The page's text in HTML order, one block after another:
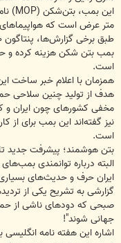
است.
همزمان با اعلام خبر ساخت
هدف از تولید چنین سلاحی
مخفی کشورهای چون ایران و
نیز گفته‌اند این بمب برای
است.
بتن هوشمند؛ پیشرفت جدید
البته درباره توانمندی
ایران حرف و حدیث‌های بسیاری
گزارشی به تشریح یکی از
صبحی که دودهای ناشی از
جهانی شوند"!
اشاره این هفته نامه